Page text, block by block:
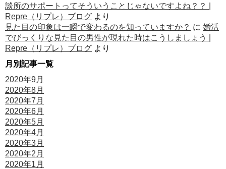
談所のサポートってそういうことじゃないですよね？？ |
Repre（リプレ）ブログ より
見た目の印象は一瞬で変わるのを知っていますか？ に 婚活
でびっくりな見た目の男性が現れた時はこうしましょう |
Repre（リプレ）ブログ より
月別記事一覧
2020年9月
2020年8月
2020年7月
2020年6月
2020年5月
2020年4月
2020年3月
2020年2月
2020年1月